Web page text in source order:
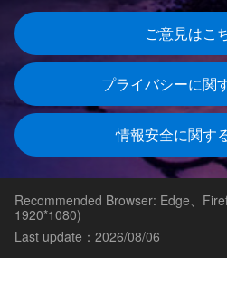
ご意見はこ
プライバシーに関
情報安全に関す
Recommended Browser: Edge、
1920*1080)
Last update：2026/08/06